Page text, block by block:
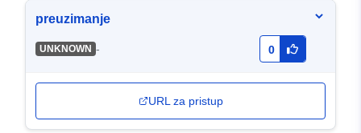
preuzimanje
UNKNOWN - 0
URL za pristup